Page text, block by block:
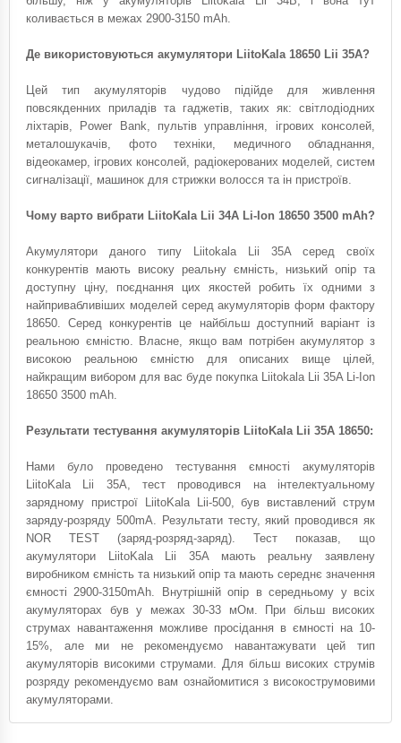
коливається в межах 2900-3150 mAh.
Де використовуються акумулятори LiitoKala 18650 Lii 35A?
Цей тип акумуляторів чудово підійде для живлення
повсякденних приладів та гаджетів, таких як: світлодіодних
ліхтарів, Power Bank, пультів управління, ігрових консолей,
металошукачів, фото техніки, медичного обладнання,
відеокамер, ігрових консолей, радіокерованих моделей, систем
сигналізації, машинок для стрижки волосся та ін пристроїв.
Чому варто вибрати LiitoKala Lii 34A Li-Ion 18650 3500 mAh?
Акумулятори даного типу Liitokala Lii 35A серед своїх
конкурентів мають високу реальну ємність, низький опір та
доступну ціну, поєднання цих якостей робить їх одними з
найпривабливіших моделей серед акумуляторів форм фактору
18650. Серед конкурентів це найбільш доступний варіант із
реальною ємністю. Власне, якщо вам потрібен акумулятор з
високою реальною ємністю для описаних вище цілей,
найкращим вибором для вас буде покупка Liitokala Lii 35A Li-Ion
18650 3500 mAh.
Результати тестування акумуляторів LiitoKala Lii 35A 18650:
Нами було проведено тестування ємності акумуляторів
LiitoKala Lii 35A, тест проводився на інтелектуальному
зарядному пристрої LiitoKala Lii-500, був виставлений струм
заряду-розряду 500mA. Результати тесту, який проводився як
NOR TEST (заряд-розряд-заряд). Тест показав, що
акумулятори LiitoKala Lii 35A мають реальну заявлену
виробником ємність та низький опір та мають середнє значення
ємності 2900-3150mAh. Внутрішній опір в середньому у всіх
акумуляторах був у межах 30-33 мОм. При більш високих
струмах навантаження можливе просідання в ємності на 10-
15%, але ми не рекомендуємо навантажувати цей тип
акумуляторів високими струмами. Для більш високих струмів
розряду рекомендуємо вам ознайомитися з високострумовими
акумуляторами.